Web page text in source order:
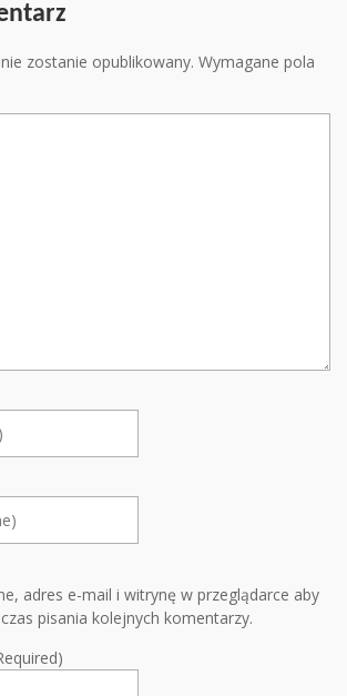
zostanie opublikowany. Wymagane pola
adres e-mail i witrynę w przeglądarce aby
pisania kolejnych komentarzy.